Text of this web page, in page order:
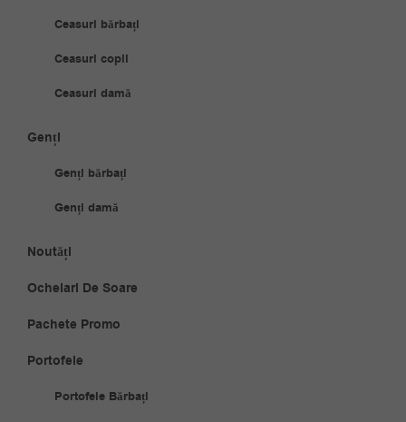
Ceasuri bărbați
Ceasuri copii
Ceasuri damă
Genți
Genți bărbați
Genți damă
Noutăți
Ochelari De Soare
Pachete Promo
Portofele
Portofele Bărbați